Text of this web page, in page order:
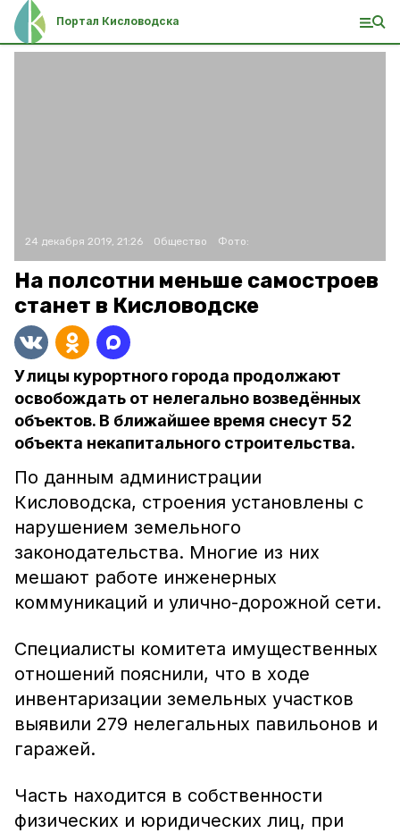
Портал Кисловодска
24 декабря 2019, 21:26 Общество Фото:
На полсотни меньше самостроев
станет в Кисловодске
Улицы курортного города продолжают
освобождать от нелегально возведённых
объектов. В ближайшее время снесут 52
объекта некапитального строительства.
По данным администрации
Кисловодска, строения установлены с
нарушением земельного
законодательства. Многие из них
мешают работе инженерных
коммуникаций и улично-дорожной сети.
Специалисты комитета имущественных
отношений пояснили, что в ходе
инвентаризации земельных участков
выявили 279 нелегальных павильонов и
гаражей.
Часть находится в собственности
физических и юридических лиц, при